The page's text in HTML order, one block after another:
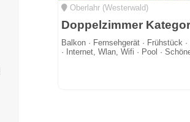
Oberlahr (Westerwald)
Balkon · Fernsehgerät · Frühstück
· Internet, Wlan, Wifi · Pool ·